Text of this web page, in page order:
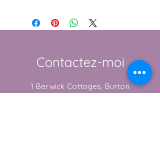
Contactez-moi
1 Berwick Cottages, Burton